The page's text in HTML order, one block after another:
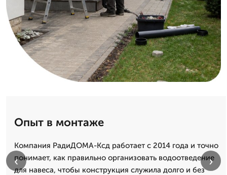
Опыт в монтаже
Компания РадиДОМА-Ксд работает с 2014 года и точно
понимает, как правильно организовать водоотведение
для навеса, чтобы конструкция служила долго и без
‹ ›